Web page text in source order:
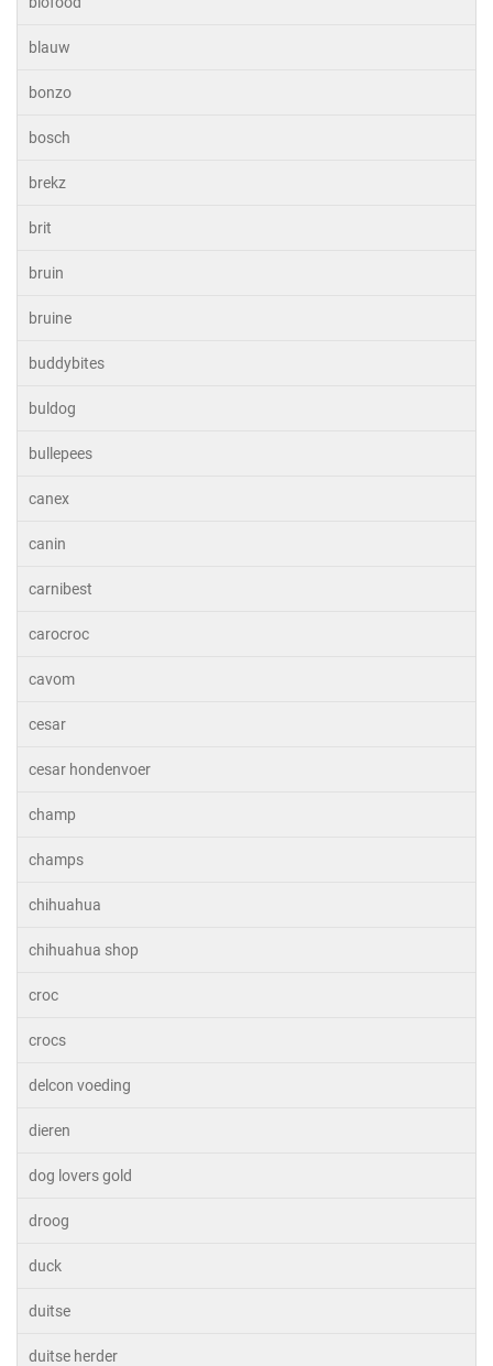
blauw
bonzo
bosch
brekz
brit
bruin
bruine
buddybites
buldog
bullepees
canex
canin
carnibest
carocroc
cavom
cesar
cesar hondenvoer
champ
champs
chihuahua
chihuahua shop
croc
crocs
delcon voeding
dieren
dog lovers gold
droog
duck
duitse
duitse herder